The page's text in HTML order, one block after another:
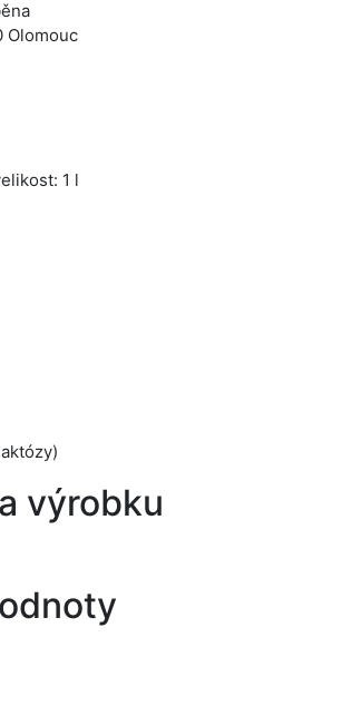
Olomouc
1 l
výrobku